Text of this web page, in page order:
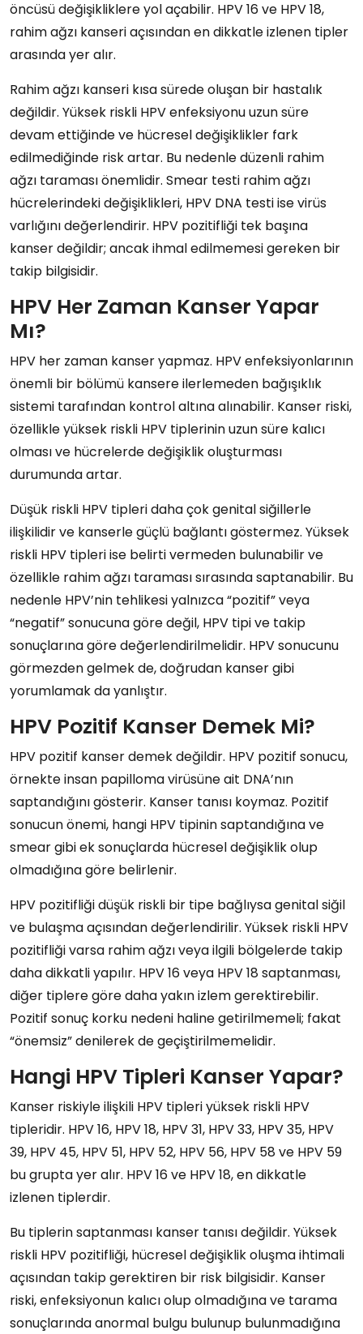
öncüsü değişikliklere yol açabilir. HPV 16 ve HPV 18,
rahim ağzı kanseri açısından en dikkatle izlenen tipler
arasında yer alır.
Rahim ağzı kanseri kısa sürede oluşan bir hastalık
değildir. Yüksek riskli HPV enfeksiyonu uzun süre
devam ettiğinde ve hücresel değişiklikler fark
edilmediğinde risk artar. Bu nedenle düzenli rahim
ağzı taraması önemlidir. Smear testi rahim ağzı
hücrelerindeki değişiklikleri, HPV DNA testi ise virüs
varlığını değerlendirir. HPV pozitifliği tek başına
kanser değildir; ancak ihmal edilmemesi gereken bir
takip bilgisidir.
HPV Her Zaman Kanser Yapar
Mı?
HPV her zaman kanser yapmaz. HPV enfeksiyonlarının
önemli bir bölümü kansere ilerlemeden bağışıklık
sistemi tarafından kontrol altına alınabilir. Kanser riski,
özellikle yüksek riskli HPV tiplerinin uzun süre kalıcı
olması ve hücrelerde değişiklik oluşturması
durumunda artar.
Düşük riskli HPV tipleri daha çok genital siğillerle
ilişkilidir ve kanserle güçlü bağlantı göstermez. Yüksek
riskli HPV tipleri ise belirti vermeden bulunabilir ve
özellikle rahim ağzı taraması sırasında saptanabilir. Bu
nedenle HPV’nin tehlikesi yalnızca “pozitif” veya
“negatif” sonucuna göre değil, HPV tipi ve takip
sonuçlarına göre değerlendirilmelidir. HPV sonucunu
görmezden gelmek de, doğrudan kanser gibi
yorumlamak da yanlıştır.
HPV Pozitif Kanser Demek Mi?
HPV pozitif kanser demek değildir. HPV pozitif sonucu,
örnekte insan papilloma virüsüne ait DNA’nın
saptandığını gösterir. Kanser tanısı koymaz. Pozitif
sonucun önemi, hangi HPV tipinin saptandığına ve
smear gibi ek sonuçlarda hücresel değişiklik olup
olmadığına göre belirlenir.
HPV pozitifliği düşük riskli bir tipe bağlıysa genital siğil
ve bulaşma açısından değerlendirilir. Yüksek riskli HPV
pozitifliği varsa rahim ağzı veya ilgili bölgelerde takip
daha dikkatli yapılır. HPV 16 veya HPV 18 saptanması,
diğer tiplere göre daha yakın izlem gerektirebilir.
Pozitif sonuç korku nedeni haline getirilmemeli; fakat
“önemsiz” denilerek de geçiştirilmemelidir.
Hangi HPV Tipleri Kanser Yapar?
Kanser riskiyle ilişkili HPV tipleri yüksek riskli HPV
tipleridir. HPV 16, HPV 18, HPV 31, HPV 33, HPV 35, HPV
39, HPV 45, HPV 51, HPV 52, HPV 56, HPV 58 ve HPV 59
bu grupta yer alır. HPV 16 ve HPV 18, en dikkatle
izlenen tiplerdir.
Bu tiplerin saptanması kanser tanısı değildir. Yüksek
riskli HPV pozitifliği, hücresel değişiklik oluşma ihtimali
açısından takip gerektiren bir risk bilgisidir. Kanser
riski, enfeksiyonun kalıcı olup olmadığına ve tarama
sonuçlarında anormal bulgu bulunup bulunmadığına